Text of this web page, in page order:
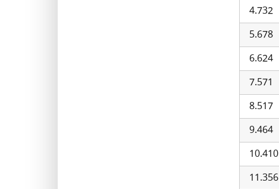
4.732
5.678
6.624
7.571
8.517
9.464
10.410
11.356